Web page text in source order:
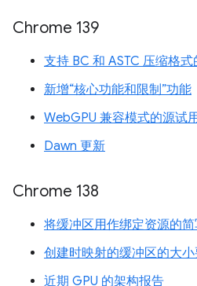
Chrome 139
支持 BC 和 ASTC 压缩格式
新增“核心功能和限制”功能
WebGPU 兼容模式的源试
Dawn 更新
Chrome 138
将缓冲区用作绑定资源的简
创建时映射的缓冲区的大
近期 GPU 的架构报告